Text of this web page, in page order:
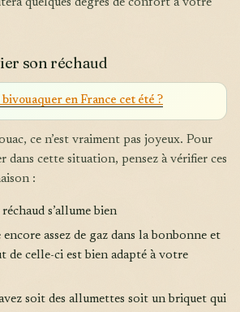
quelques degrés de confort à votre
son réchaud
bivouaquer en France cet été ?
dans cette situation, pensez à vérifier ces
:
s’allume bien
encore assez de gaz dans la bonbonne et
de celle-ci est bien adapté à votre
soit des allumettes soit un briquet qui